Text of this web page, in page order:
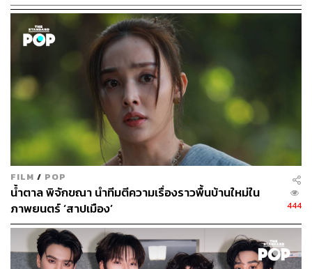
50 วันให้หลังกับกระแสครูบาบุญชุ่ม ในเหตุการณ์ถ้ำหลวง
หลังวลีเด็ดของครูบาบุญชุ่ม ยิ่งทำให้เกิดกระแสวิพากษ์
วิจารณ์ รวมถึงเสียงแซ่ซ้องศรัทธาอย่างหยุดไม่อยู่ ทั้งที่จริง
เราก็ไม่สามารถพิสูจน์ได้ว่า สิ่งที่ท่านกล่าวออกมานั้น เป็นสิ่ง
ที่เกิดจากการหยั่งรู้ผ่านอำนาจเหนือธรรมชาติที่ได้รับการ
ฝึกฝนด้วยการบำเพ็ญเพียรทางสมาธิ หรือเป็นการหยั่งรู้ที่เกิด
จากบุญบารมีเก่าที่ท่านสั่งสมมาตั้งแต่อดีตชาติ จนผู้คน
ให้การเคารพนับถือว่าเป็น ‘ตนบุญในโลกสมัยใหม่’ แต่หากดู
ในแง่ของจิตวิทยา คำพูดดังกล่าวล้วนเป็นสิ่งที่ช่วยสร้างขวัญ
และกำลังใจให้กับผู้ปฏิบัติหน้าที่ และผู้ประสบภัยได้เป็นอย่าง
ดี
จากเหตุการณ์ดังกล่าวตั้งแต่วันนั้น จนมาถึงวันนี้รวมแล้ว
เกือบ 50 วัน ในฐานะคนที่ประกาศตัวว่าเป็น ‘ติ่งครูบา’ ได้
ติดตามดูกระแสของครูบาบุญชุ่มอยู่ตลอดในระยะเวลาที่ผ่าน
มาหลังเหตุการณ์ถ้ำหลวง
FILM / POP
น้ำตาล พิจักขณา นำทีมตีความเรื่องราวพื้นบ้านใหม่ใน
ภาพยนตร์ ‘สาปเมือง’
444